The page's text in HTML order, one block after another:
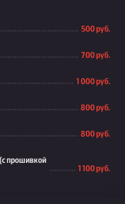
500 руб.
700 руб.
1 000 руб.
800 руб.
800 руб.
прошивкой
1 100 руб.